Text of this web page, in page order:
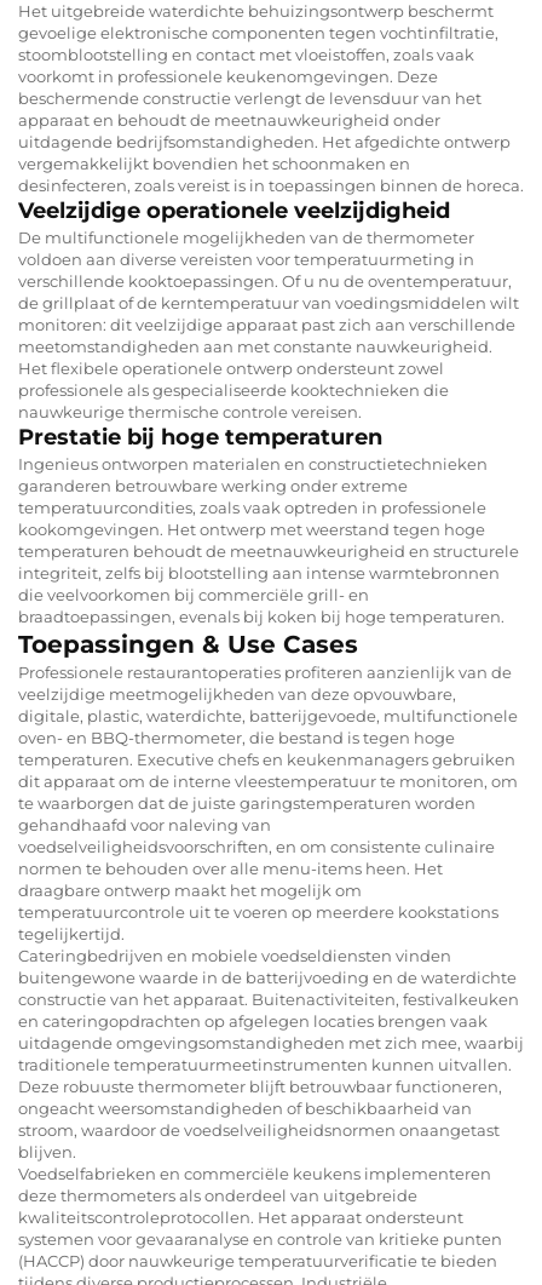
Het uitgebreide waterdichte behuizingsontwerp beschermt
gevoelige elektronische componenten tegen vochtinfiltratie,
stoomblootstelling en contact met vloeistoffen, zoals vaak
voorkomt in professionele keukenomgevingen. Deze
beschermende constructie verlengt de levensduur van het
apparaat en behoudt de meetnauwkeurigheid onder
uitdagende bedrijfsomstandigheden. Het afgedichte ontwerp
vergemakkelijkt bovendien het schoonmaken en
desinfecteren, zoals vereist is in toepassingen binnen de horeca.
Veelzijdige operationele veelzijdigheid
De multifunctionele mogelijkheden van de thermometer
voldoen aan diverse vereisten voor temperatuurmeting in
verschillende kooktoepassingen. Of u nu de oventemperatuur,
de grillplaat of de kerntemperatuur van voedingsmiddelen wilt
monitoren: dit veelzijdige apparaat past zich aan verschillende
meetomstandigheden aan met constante nauwkeurigheid.
Het flexibele operationele ontwerp ondersteunt zowel
professionele als gespecialiseerde kooktechnieken die
nauwkeurige thermische controle vereisen.
Prestatie bij hoge temperaturen
Ingenieus ontworpen materialen en constructietechnieken
garanderen betrouwbare werking onder extreme
temperatuurcondities, zoals vaak optreden in professionele
kookomgevingen. Het ontwerp met weerstand tegen hoge
temperaturen behoudt de meetnauwkeurigheid en structurele
integriteit, zelfs bij blootstelling aan intense warmtebronnen
die veelvoorkomen bij commerciële grill- en
braadtoepassingen, evenals bij koken bij hoge temperaturen.
Toepassingen & Use Cases
Professionele restaurantoperaties profiteren aanzienlijk van de
veelzijdige meetmogelijkheden van deze opvouwbare,
digitale, plastic, waterdichte, batterijgevoede, multifunctionele
oven- en BBQ-thermometer, die bestand is tegen hoge
temperaturen. Executive chefs en keukenmanagers gebruiken
dit apparaat om de interne vleestemperatuur te monitoren, om
te waarborgen dat de juiste garingstemperaturen worden
gehandhaafd voor naleving van
voedselveiligheidsvoorschriften, en om consistente culinaire
normen te behouden over alle menu-items heen. Het
draagbare ontwerp maakt het mogelijk om
temperatuurcontrole uit te voeren op meerdere kookstations
tegelijkertijd.
Cateringbedrijven en mobiele voedseldiensten vinden
buitengewone waarde in de batterijvoeding en de waterdichte
constructie van het apparaat. Buitenactiviteiten, festivalkeuken
en cateringopdrachten op afgelegen locaties brengen vaak
uitdagende omgevingsomstandigheden met zich mee, waarbij
traditionele temperatuurmeetinstrumenten kunnen uitvallen.
Deze robuuste thermometer blijft betrouwbaar functioneren,
ongeacht weersomstandigheden of beschikbaarheid van
stroom, waardoor de voedselveiligheidsnormen onaangetast
blijven.
Voedselfabrieken en commerciële keukens implementeren
deze thermometers als onderdeel van uitgebreide
kwaliteitscontroleprotocollen. Het apparaat ondersteunt
systemen voor gevaaranalyse en controle van kritieke punten
(HACCP) door nauwkeurige temperatuurverificatie te bieden